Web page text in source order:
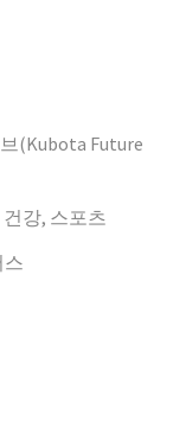
(Kubota Future
강, 스포츠
스